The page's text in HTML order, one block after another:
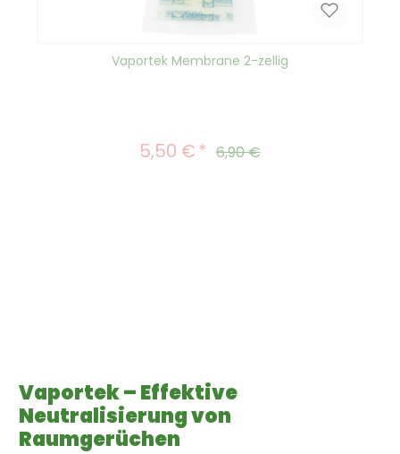
Vaportek Membrane 2-zellig
Verkaufspreis:
5,50 € Regulärer Preis:
6,90 €
Vaportek – Effektive
Neutralisierung von
Raumgerüchen